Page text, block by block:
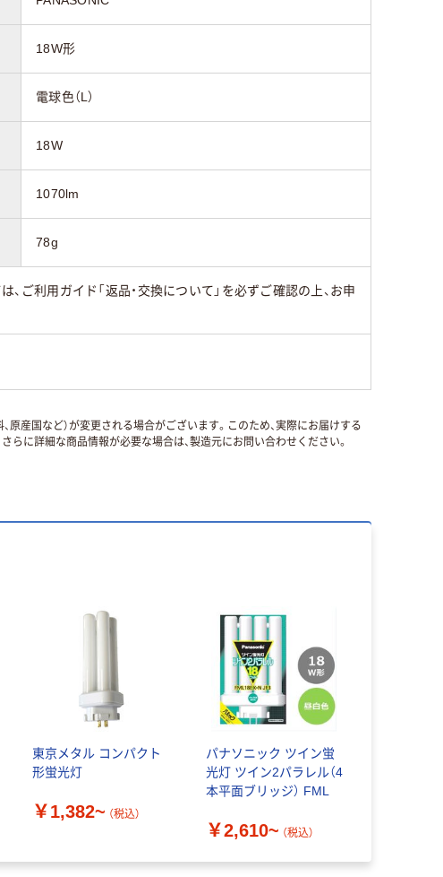
18W形
電球色（L）
18W
1070lm
78g
ご利用ガイド「返品・交換について」を必ずご確認の上、お申
原産国など）が変更される場合がございます。このため、実際にお届けする
に詳細な商品情報が必要な場合は、製造元にお問い合わせください。
東京メタル コンパクト
形蛍光灯
￥1,382~ （税込）
パナソニック ツイン蛍
光灯 ツイン2パラレル（4
本平面ブリッジ） FML
￥2,610~ （税込）